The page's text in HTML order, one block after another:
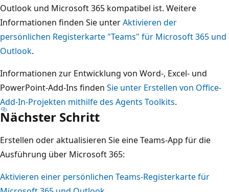
Outlook und Microsoft 365 kompatibel ist. Weitere
Informationen finden Sie unterAktivieren der
persönlichen Registerkarte "Teams" für Microsoft 365 und
Outlook.
Informationen zur Entwicklung von Word-, Excel- und
PowerPoint-Add-Ins finden Sie unter Erstellen von Office-
Add-In-Projekten mithilfe des Agents Toolkits.
Nächster Schritt
Erstellen oder aktualisieren Sie eine Teams-App für die
Ausführung über Microsoft 365:
Aktivieren einer persönlichen Teams-Registerkarte für